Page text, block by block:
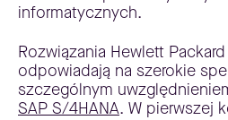
informatycznych.
Rozwiązania Hewlett
odpowiadają na szerokie
szczególnym
SAP S/4HANA. W pierwszej